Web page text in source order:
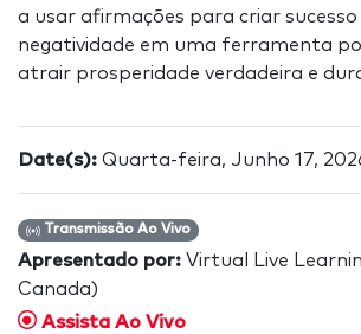
a usar afirmações para criar
negatividade em uma ferramenta
atrair prosperidade verdadeira e
Date(s): Quarta-feira, Junho 17,
Transmissão Ao Vivo
Apresentado por: Virtual Live
Canada)
Assista Ao Vivo